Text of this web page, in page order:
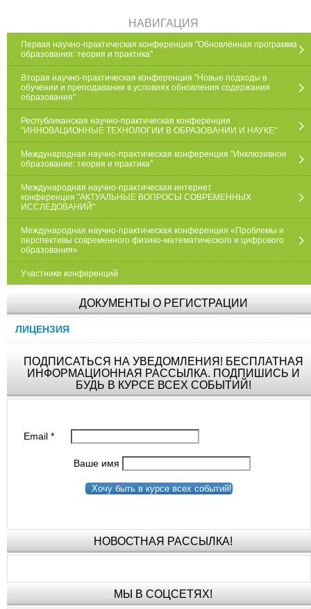
НАВИГАЦИЯ
Первая научно-практическая конференция "Обновлённая программа
образования: теория и практика"
Вторая научно-практическая конференция "Новые подходы в
обучении и преподавании в условиях обновления содержания
образования"
Республиканская научно-практическая конференция
"ИННОВАЦИОННЫЕ ТЕХНОЛОГИИ В ОБРАЗОВАНИИ И НАУКЕ"
Международная научно-практическая конференция "Инклюзивное
образование: теория и практика"
Международная научно-практическая интернет
конференция "АКТУАЛЬНЫЕ ВОПРОСЫ СОВРЕМЕННЫХ
ИССЛЕДОВАНИЙ"
Международная научно-практическая конференция «Проблемы и
перспективы современного физико-математического и цифрового
образования»
Участники конференций
ДОКУМЕНТЫ О РЕГИСТРАЦИИ
ЛИЦЕНЗИЯ
ПОДПИСАТЬСЯ НА УВЕДОМЛЕНИЯ! БЕСПЛАТНАЯ
ИНФОРМАЦИОННАЯ РАССЫЛКА. ПОДПИШИСЬ И
БУДЬ В КУРСЕ ВСЕХ СОБЫТИЙ!
Email*
Ваше имя
Хочу быть в курсе всех событий!
НОВОСТНАЯ РАССЫЛКА!
МЫ В СОЦСЕТЯХ!